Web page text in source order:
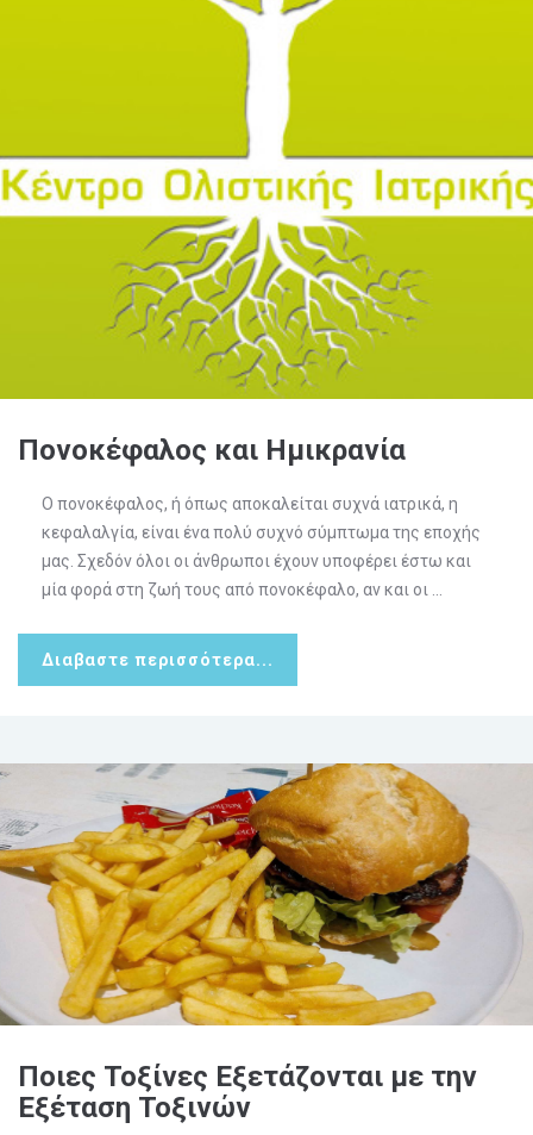
Πονοκέφαλος και Ημικρανία
Ο πονοκέφαλος, ή όπως αποκαλείται συχνά ιατρικά, η
κεφαλαλγία, είναι ένα πολύ συχνό σύμπτωμα της εποχής
μας. Σχεδόν όλοι οι άνθρωποι έχουν υποφέρει έστω και
μία φορά στη ζωή τους από πονοκέφαλο, αν και οι ...
Διαβαστε περισσότερα...
Ποιες Τοξίνες Εξετάζονται με την
Εξέταση Τοξινών